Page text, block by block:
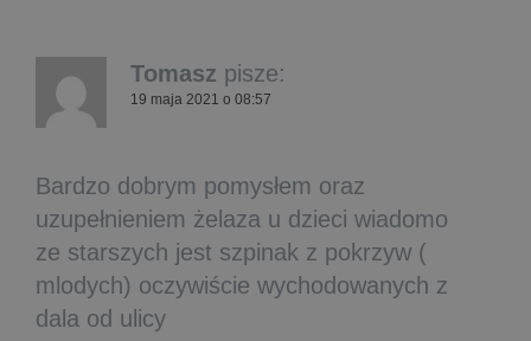
Tomasz pisze:
19 maja 2021 o 08:57
Bardzo dobrym pomysłem oraz
uzupełnieniem żelaza u dzieci wiadomo
ze starszych jest szpinak z pokrzyw (
mlodych) oczywiście wychodowanych z
dala od ulicy